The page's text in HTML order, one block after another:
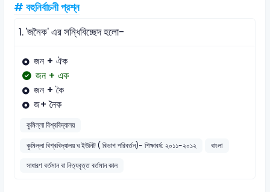
# বহুনির্বাচনী প্রশ্ন
1.'জনৈক' এর সন্ধিবিচ্ছেদ হলো-
জন + ঐক
জন + এক
জন + কৈ
জ+ নৈক
কুমিল্লা বিশ্ববিদ্যালয়
কুমিল্লা বিশ্ববিদ্যালয় ঘ ইউনিট ( বিভাগ পরিবর্তন)- শিক্ষাবর্ষ: ২০১১-২০১২
বাংলা
সাধারণ বর্তমান বা নিত্যবৃত্ত বর্তমান কাল